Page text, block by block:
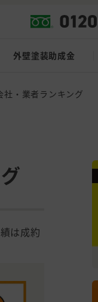
外壁塗装助成金
社・業者ランキング
は成約